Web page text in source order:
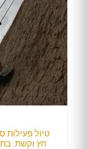
טיול פעילות
חץ וקשת. בתאום